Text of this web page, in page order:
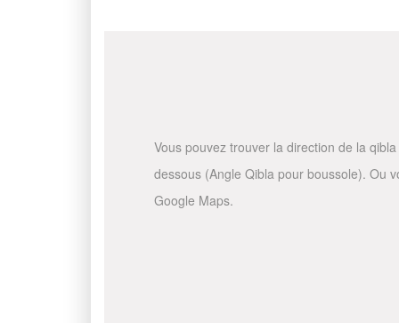
Vous pouvez trouver la direction de la
dessous (Angle Qibla pour boussole). Ou
Google Maps.